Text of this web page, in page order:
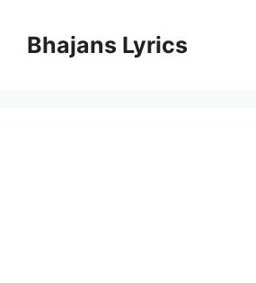
contentBhajans Lyrics